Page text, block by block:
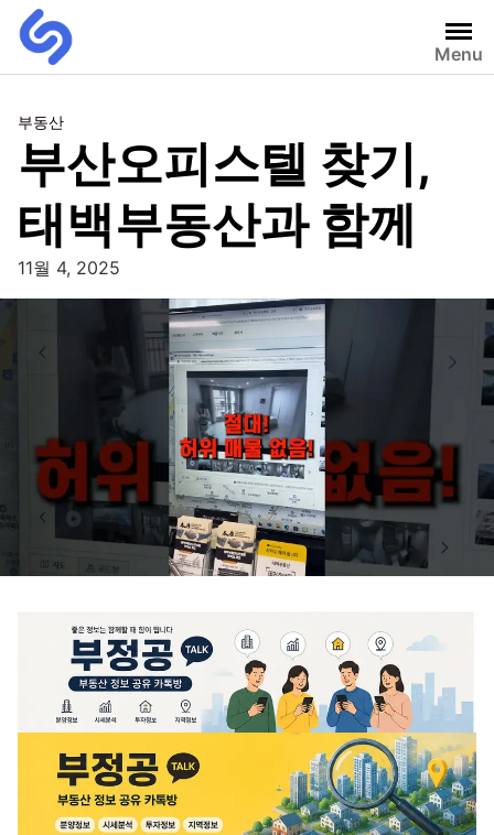
Menu
부동산
부산오피스텔 찾기,
태백부동산과 함께
11월 4, 2025